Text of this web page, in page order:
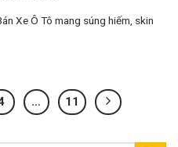
Xe Ô Tô mang súng hiếm, skin
… 11